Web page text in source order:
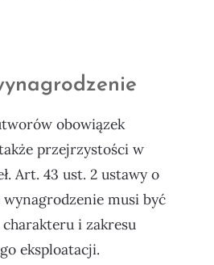
obowiązek
przejrzystości w
Art. 43 ust. 2 ustawy o
musi być
i zakresu
eksploatacji.